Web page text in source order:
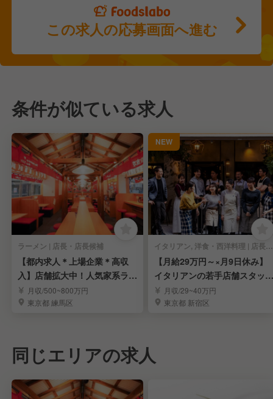
この求人の応募画面へ進む
条件が似ている求人
ラーメン | 店長・店長候補
【都内求人＊上場企業＊高収
入】店舗拡大中！人気家系ラー
メン「町田商店」
月収/500~800万円
東京都 練馬区
NEW
イタリアン, 洋食・西洋料理 | 店長・店長候補
【月給29万円～×月9日休み】
イタリアンの若手店舗スタッフ
募集月収/29~40万円
東京都 新宿区
同じエリアの求人